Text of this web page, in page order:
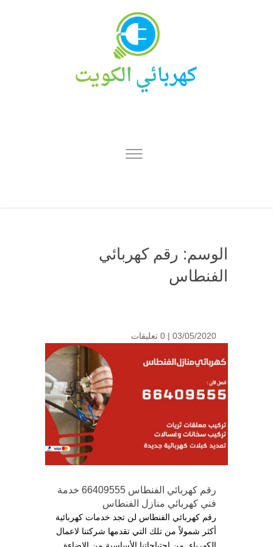
الوسم: رقم كهربائي
الفنطاس
03/05/2020 | 0 تعليقات
رقم كهربائي الفنطاس 66409555 خدمة
فني كهربائي منازل الفنطاس
رقم كهربائي الفنطاس لن تجد خدمات كهربائية
أكثر شمولاً من تلك التي تقدمها شركتنا لاعمال